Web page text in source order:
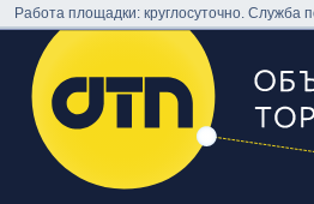
Работа площадки: круглосуточно.